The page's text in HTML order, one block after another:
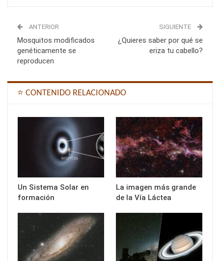
ANTERIOR
Mosquitos modificados
genéticamente se
reproducen
SIGUIENTE
¿Quieres saber por qué se
eriza tu cabello?
⭐ CONTENIDO RELACIONADO
Un Sistema Solar en
formación
La imagen más grande
de la Vía Láctea